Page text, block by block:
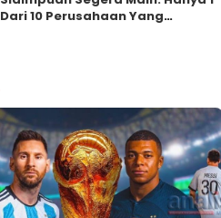
Dari 10 Perusahaan Yang